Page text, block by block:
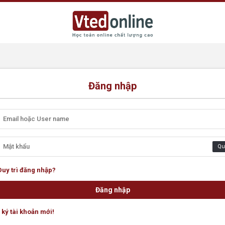
Đăng nhập
trì đăng nhập?
tài khoản mới!